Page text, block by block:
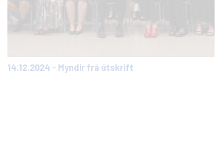
14.12.2024 - Myndir frá útskrift